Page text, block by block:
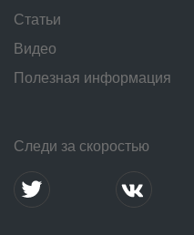
Статьи
Видео
Полезная информация
Следи за скоростью